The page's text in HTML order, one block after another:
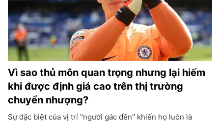
Vì sao thủ môn quan trọng nhưng lại hiếm
khi được định giá cao trên thị trường
chuyển nhượng?
Sự đặc biệt của vị trí "người gác đền" khiến họ luôn là